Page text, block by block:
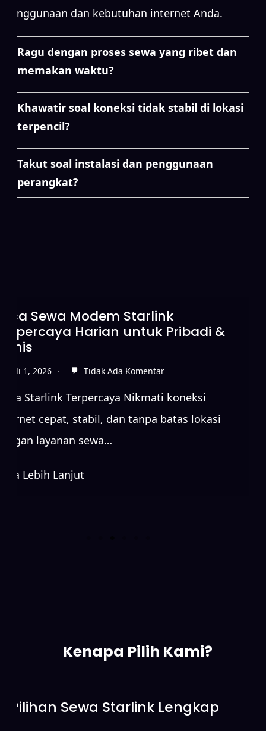
penggunaan dan kebutuhan internet Anda.
Ragu dengan proses sewa yang ribet dan
memakan waktu?
Khawatir soal koneksi tidak stabil di lokasi
terpencil?
Takut soal instalasi dan penggunaan
perangkat?
Starlink Tanpa DP untuk
Internet Cepat
Juni 15, 2026
cepat, stabil, dan tanpa batas lokasi
layanan sewa…
Kenapa Pilih Kami?
Pilihan Sewa Starlink Lengkap